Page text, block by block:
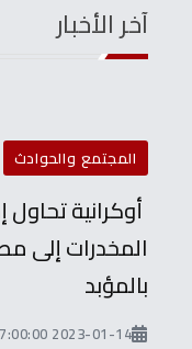
آخر الأخبار
المجتمع والحوادث
أوكرانية
المخدرات إلى
بالمؤبد
2023-01-14 07:00:00